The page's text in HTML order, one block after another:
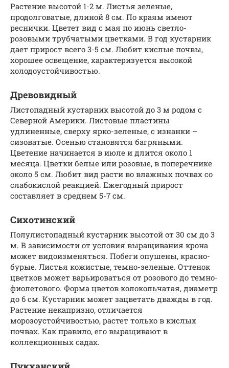
Растение высотой 1-2 м. Листья зеленые,
продолговатые, длиной 8 см. По краям имеют
реснички. Цветет вид с мая по июнь светло-
розовыми трубчатыми цветками. В год кустарник
дает прирост всего 3-5 см. Любит кислые почвы,
хорошее освещение, характеризуется высокой
холодоустойчивостью.
Древовидный
Листопадный кустарник высотой до 3 м родом с
Северной Америки. Листовые пластины
удлиненные, сверху ярко-зеленые, с изнанки –
сизоватые. Осенью становятся багряными.
Цветение начинается в июле и длится около 1
месяца. Цветки белые или розовые, в поперечнике
около 5 см. Любит вид расти во влажных почвах со
слабокислой реакцией. Ежегодный прирост
составляет в среднем 5-7 см.
Сихотинский
Полулистопадный кустарник высотой от 30 см до 3
м. В зависимости от условия выращивания крона
может видоизменяться. Побеги опушены, красно-
бурые. Листья кожистые, темно-зеленые. Оттенок
цветков может варьироваться от розового до темно-
фиолетового. Форма цветов колокольчатая, диаметр
до 6 см. Кустарник может зацветать дважды в год.
Растение некапризно, отличается
морозоустойчивостью, растет только в кислых
почвах. Как правило, его выращивают в
коллекционных садах.